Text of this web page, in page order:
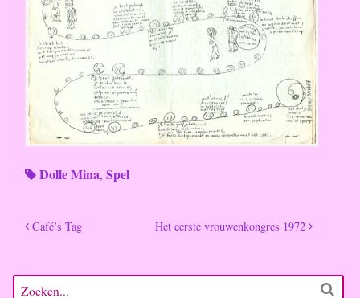
Dolle Mina, Spel
Café’s Tag Het eerste vrouwenkongres 1972